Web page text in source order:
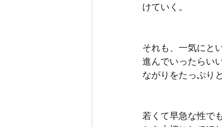
けていく。
それも、一気にと
進んでいったらい
ながりをたっぷり
若くて早急な性で